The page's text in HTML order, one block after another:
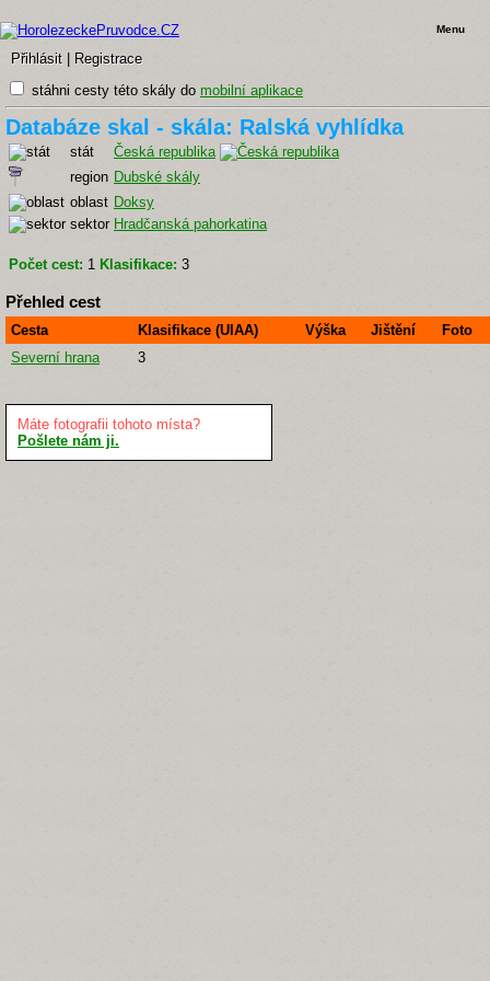
Přihlásit Registrace
Menu
stáhni cesty této skály do mobilní aplikace
Databáze skal - skála: Ralská vyhlídka
stát
Česká republika
region Dubské skály
oblast Doksy
sektor Hradčanská pahorkatina
Počet cest: 1 Klasifikace: 3
Přehled cest
Cesta Klasifikace (UIAA) Výška Jištění
Foto
Severní hrana
3
Máte fotografii tohoto místa?
Pošlete nám ji.